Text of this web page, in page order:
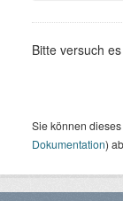
Bitte versuch
Sie können
Dokumentation)